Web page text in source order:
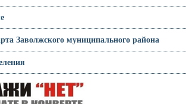
Заволжского муниципального района